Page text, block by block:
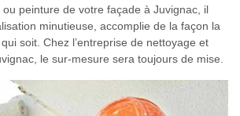
peinture de votre façade à Juvignac, il
minutieuse, accomplie de la façon la
soit. Chez l’entreprise de nettoyage et
le sur-mesure sera toujours de mise.